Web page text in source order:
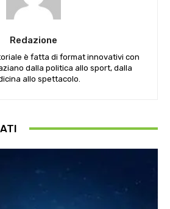
Redazione
è fatta di format innovativi con
dalla politica allo sport, dalla
allo spettacolo.